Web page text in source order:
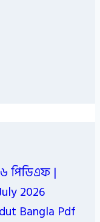
পিডিএফ |
2026
Bangla Pdf